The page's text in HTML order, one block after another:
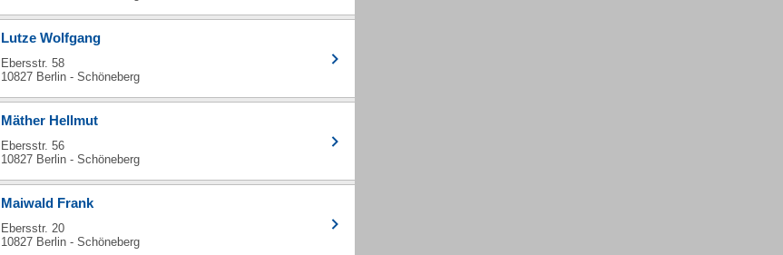
Lutze Wolfgang
Ebersstr. 58
10827 Berlin - Schöneberg
Mäther Hellmut
Ebersstr. 56
10827 Berlin - Schöneberg
Maiwald Frank
Ebersstr. 20
10827 Berlin - Schöneberg